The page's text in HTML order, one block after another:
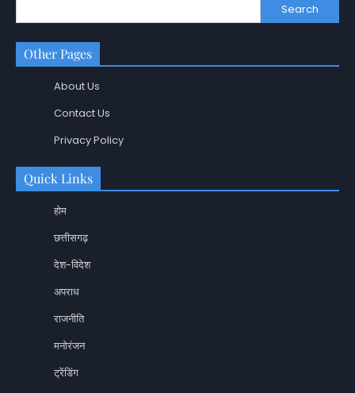
Search
Other Pages
About Us
Contact Us
Privacy Policy
Quick Links
होम
छत्तीसगढ़
देश-विदेश
अपराध
राजनीति
मनोरंजन
ट्रेंडिंग